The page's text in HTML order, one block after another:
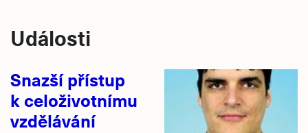
Události
Snazší přístup
k celoživotnímu
vzdělávání